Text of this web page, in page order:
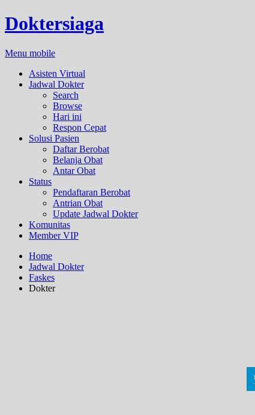
Doktersiaga
Menu mobile
Asisten Virtual
Jadwal Dokter
Search
Browse
Hari ini
Respon Cepat
Solusi Pasien
Daftar Berobat
Belanja Obat
Antar Obat
Status
Pendaftaran Berobat
Antrian Obat
Update Jadwal Dokter
Komunitas
Member VIP
Home
Jadwal Dokter
Faskes
Dokter